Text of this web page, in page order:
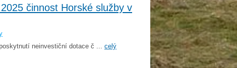
činnost Horské služby v
neinvestiční dotace č ... celý